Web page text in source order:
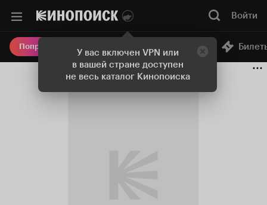
У вас включен VPN или
в вашей стране доступен
не весь каталог Кинопоиска
Войти
Попробовать Плюс Онлайн-кинотеатр